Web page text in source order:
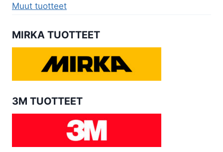
Muut tuotteet
MIRKA TUOTTEET
3M TUOTTEET